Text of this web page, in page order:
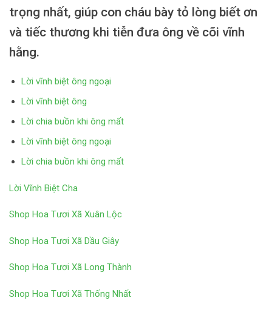
trọng nhất, giúp con cháu bày tỏ lòng biết ơn
và tiếc thương khi tiễn đưa ông về cõi vĩnh
hằng.
Lời vĩnh biệt ông ngoại
Lời vĩnh biệt ông
Lời chia buồn khi ông mất
Lời vĩnh biệt ông ngoại
Lời chia buồn khi ông mất
Lời Vĩnh Biệt Cha
Shop Hoa Tươi Xã Xuân Lộc
Shop Hoa Tươi Xã Dầu Giây
Shop Hoa Tươi Xã Long Thành
Shop Hoa Tươi Xã Thống Nhất